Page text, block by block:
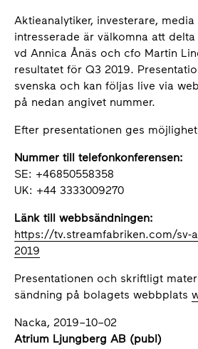
Aktieanalytiker, investerare,
intresserade är välkomna att
vd Annica Ånäs och cfo Martin
resultatet för Q3 2019.
svenska och kan följas live via
på nedan angivet nummer.
Efter presentationen ges
Nummer till telefonkonferensen:
SE: +46850558358
UK: +44 3333009270
Länk till webbsändningen:
https://tv.streamfabriken.com/sv-
2019
Presentationen och skriftligt
sändning på bolagets webbplats
Nacka, 2019–10–02
Atrium Ljungberg AB (publ)